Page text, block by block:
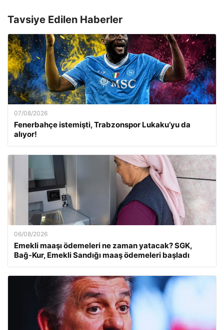
Tavsiye Edilen Haberler
07/08/2026
Fenerbahçe istemişti, Trabzonspor Lukaku’yu da
alıyor!
06/08/2026
Emekli maaşı ödemeleri ne zaman yatacak? SGK,
Bağ-Kur, Emekli Sandığı maaş ödemeleri başladı